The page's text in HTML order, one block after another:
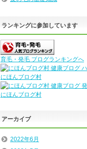
ランキングに参加しています
育毛・発毛 ブログランキングへ
にほんブログ村
にほんブログ村
アーカイブ
2022年6月